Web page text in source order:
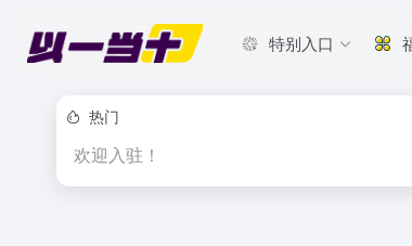
特别入口
热门
欢迎入驻！